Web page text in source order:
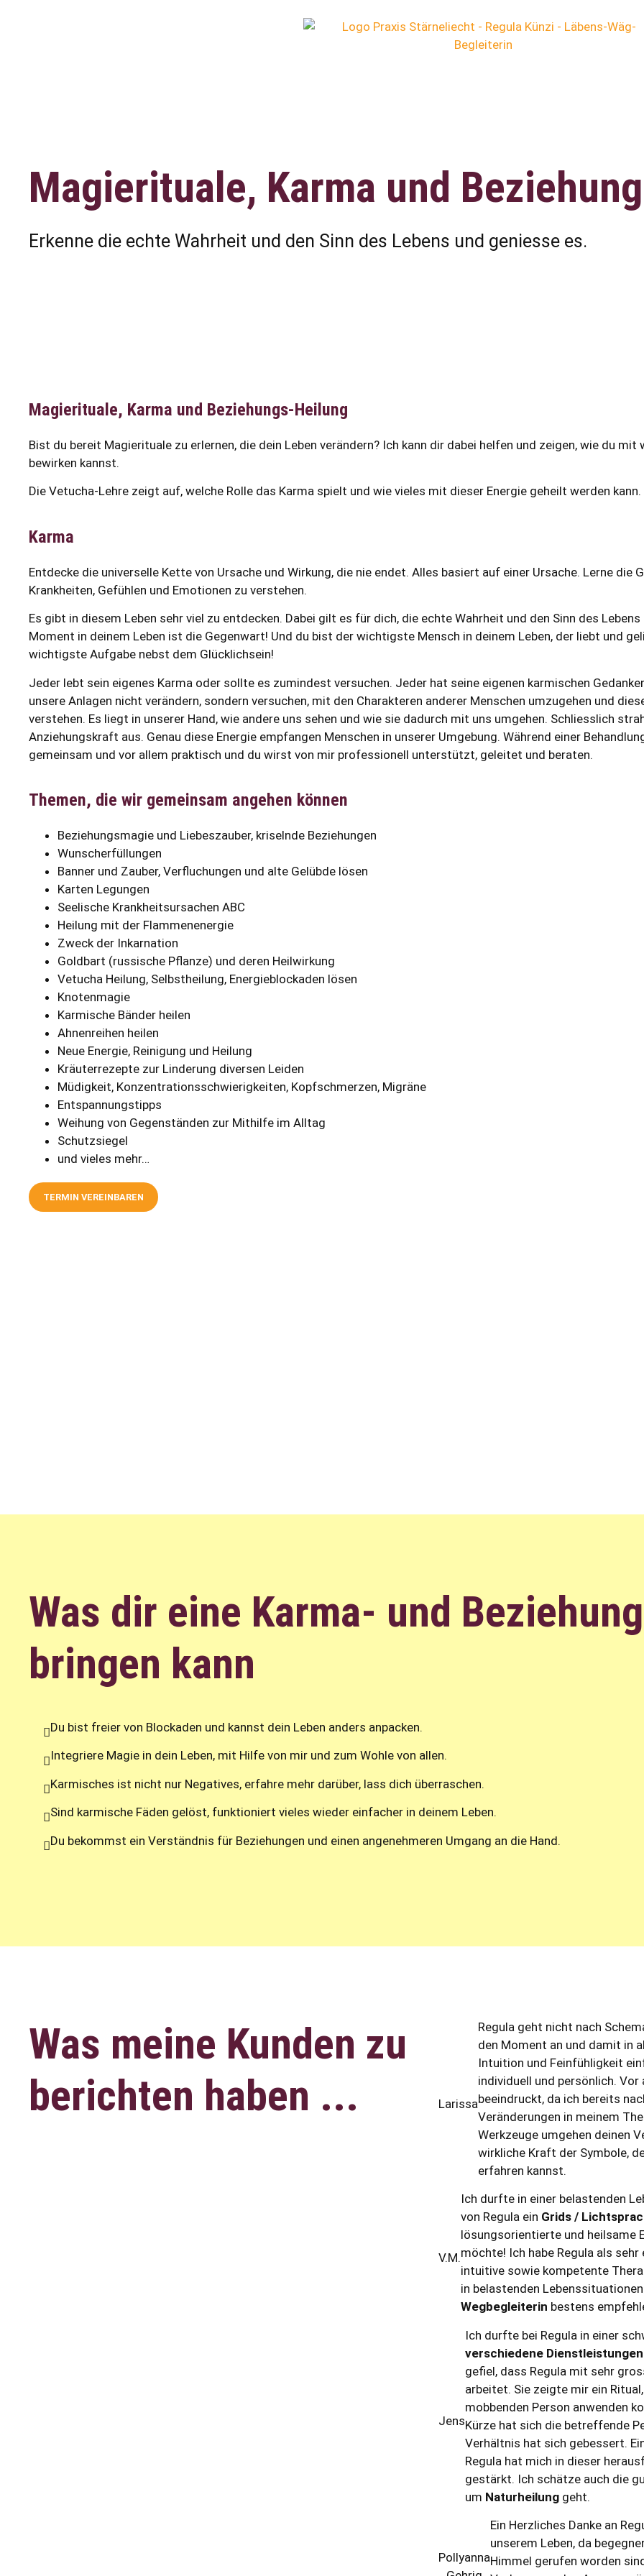
Magierituale, Karma und
Erkenne die echte Wahrheit und den Sinn des Lebens und geniesse es.
Magierituale, Karma und Beziehungs-Heilung
Bist du bereit Magierituale zu erlernen, die dein Leben verändern? Ich kann dir dabei helfen und zeigen, wie du mit
bewirken kannst.
Die Vetucha-Lehre zeigt auf, welche Rolle das Karma spielt und wie vieles mit dieser Energie geheilt werden kann.
Karma
Entdecke die universelle Kette von Ursache und Wirkung, die nie endet. Alles basiert auf einer Ursache. Lerne die
Krankheiten, Gefühlen und Emotionen zu verstehen.
Es gibt in diesem Leben sehr viel zu entdecken. Dabei gilt es für dich, die echte Wahrheit und den Sinn des
Moment in deinem Leben ist die Gegenwart! Und du bist der wichtigste Mensch in deinem Leben, der liebt und
wichtigste Aufgabe nebst dem Glücklichsein!
Jeder lebt sein eigenes Karma oder sollte es zumindest versuchen. Jeder hat seine eigenen karmischen
unsere Anlagen nicht verändern, sondern versuchen, mit den Charakteren anderer Menschen umzugehen und
verstehen. Es liegt in unserer Hand, wie andere uns sehen und wie sie dadurch mit uns umgehen. Schliesslich
Anziehungskraft aus. Genau diese Energie empfangen Menschen in unserer Umgebung. Während einer
gemeinsam und vor allem praktisch und du wirst von mir professionell unterstützt, geleitet und beraten.
Themen, die wir gemeinsam angehen können
Beziehungsmagie und Liebeszauber, kriselnde Beziehungen
Wunscherfüllungen
Banner und Zauber, Verfluchungen und alte Gelübde lösen
Karten Legungen
Seelische Krankheitsursachen ABC
Heilung mit der Flammenenergie
Zweck der Inkarnation
Goldbart (russische Pflanze) und deren Heilwirkung
Vetucha Heilung, Selbstheilung, Energieblockaden lösen
Knotenmagie
Karmische Bänder heilen
Ahnenreihen heilen
Neue Energie, Reinigung und Heilung
Kräuterrezepte zur Linderung diversen Leiden
Müdigkeit, Konzentrationsschwierigkeiten, Kopfschmerzen, Migräne
Entspannungstipps
Weihung von Gegenständen zur Mithilfe im Alltag
Schutzsiegel
und vieles mehr…
TERMIN VEREINBAREN
Was dir eine Karma- und
bringen kann
Du bist freier von Blockaden und kannst dein Leben anders anpacken.
Integriere Magie in dein Leben, mit Hilfe von mir und zum Wohle von allen.
Karmisches ist nicht nur Negatives, erfahre mehr darüber, lass dich überraschen.
Sind karmische Fäden gelöst, funktioniert vieles wieder einfacher in deinem Leben.
Du bekommst ein Verständnis für Beziehungen und einen angenehmeren Umgang an die Hand.
Was meine Kunden zu
berichten haben ...
Larissa
Regula geht nicht nach
den Moment an und damit in
Intuition und Feinfühligkeit
individuell und persönlich. Vor
beeindruckt, da ich bereits
Veränderungen in meinem
Werkzeuge umgehen deinen
wirkliche Kraft der Symbole,
erfahren kannst.
V.M.
Ich durfte in einer belastenden
von Regula ein Grids /
lösungsorientierte und heilsame
möchte! Ich habe Regula als
intuitive sowie kompetente
in belastenden
Wegbegleiterin bestens
Jens
Ich durfte bei Regula in einer
verschiedene Dienstleistungen
gefiel, dass Regula mit sehr
arbeitet. Sie zeigte mir ein
mobbenden Person anwenden
Kürze hat sich die betreffende
Verhältnis hat sich gebessert.
Regula hat mich in dieser
gestärkt. Ich schätze auch die
um Naturheilung geht.
Pollyanna
Ein Herzliches Danke an
unserem Leben, da
Himmel gerufen worden